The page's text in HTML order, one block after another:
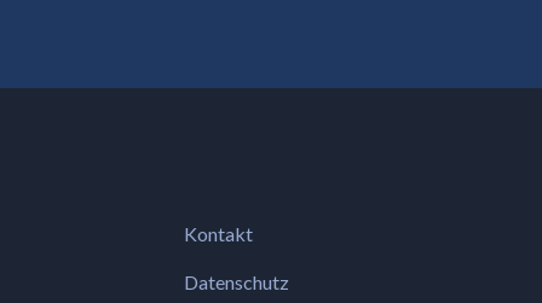
Kontakt
Datenschutz